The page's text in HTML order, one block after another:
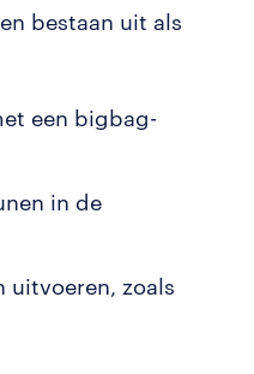
bestaan uit als
een bigbag-
in de
uitvoeren, zoals